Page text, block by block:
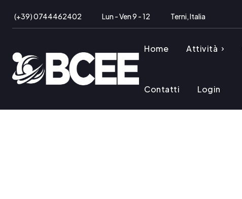
(+39) 0744462402 Lun - Ven 9 - 12 Terni, Italia
Home Attività
Contatti Login